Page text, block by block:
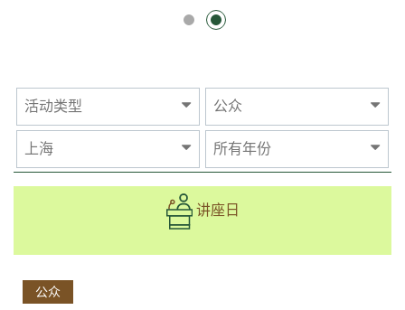
活动类型 公众
上海 所有年份
讲座日
公众